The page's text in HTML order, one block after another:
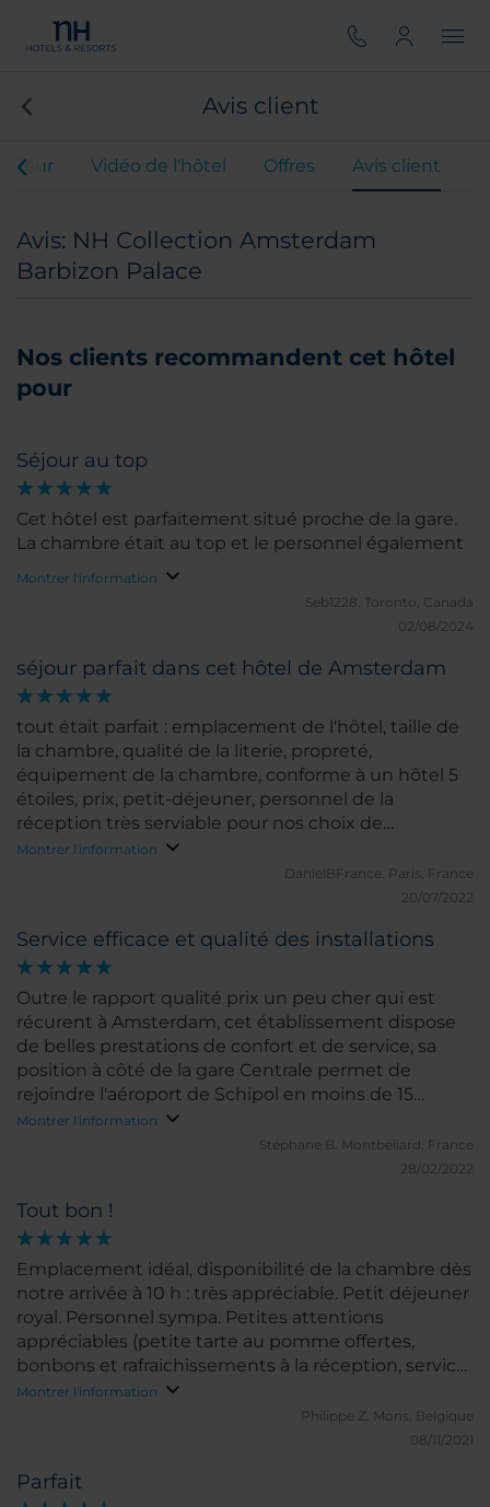
Avis client
Tour Vidéo de l'hôtel Offres Avis client
Avis: NH Collection Amsterdam
Barbizon Palace
Nos clients recommandent cet hôtel
pour
Séjour au top
Cet hôtel est parfaitement situé proche de la gare.
La chambre était au top et le personnel également
Montrer l'information
Seb1228. Toronto, Canada
02/08/2024
séjour parfait dans cet hôtel de Amsterdam
tout était parfait : emplacement de l'hôtel, taille de
la chambre, qualité de la literie, propreté,
équipement de la chambre, conforme à un hôtel 5
étoiles, prix, petit-déjeuner, personnel de la
réception très serviable pour nos choix de
chambres, concierges très serviables et
Montrer l'information
DanielBFrance.
Paris, France
20/07/2022
Service efficace et qualité des installations
Outre le rapport qualité prix un peu cher qui est
récurent à Amsterdam, cet établissement dispose
de belles prestations de confort et de service, sa
position à côté de la gare Centrale permet de
rejoindre l'aéroport de Schipol en moins de 15
minutes. Je recommande.
Montrer l'information
Stéphane B. Montbéliard, France
28/02/2022
Tout bon !
Emplacement idéal, disponibilité de la chambre dès
notre arrivée à 10 h : très appréciable. Petit déjeuner
royal. Personnel sympa. Petites attentions
appréciables (petite tarte au pomme offertes,
bonbons et rafraichissements à la réception, service
de bagagerie sécurisé) Vraiment un très chouette
Montrer l'information
Philippe Z. Mons, Belgique
08/11/2021
Parfait